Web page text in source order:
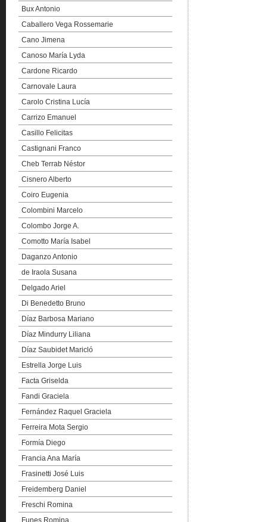
Bux Antonio
Caballero Vega Rossemarie
Cano Jimena
Canoso María Lyda
Cardone Ricardo
Carnovale Laura
Carolo Cristina Lucía
Carrizo Emanuel
Casillo Felicitas
Castignani Franco
Cheb Terrab Néstor
Cisnero Alberto
Coiro Eugenia
Colombini Marcelo
Colombo Jorge A.
Comotto María Isabel
Daganzo Antonio
de Iraola Susana
Delgado Ariel
Di Benedetto Bruno
Díaz Barbosa Mariano
Díaz Mindurry Liliana
Díaz Saubidet Maricló
Estrella Jorge Luis
Facta Griselda
Fandi Graciela
Fernández Raquel Graciela
Ferreira Mota Sergio
Formía Diego
Francia Ana María
Frasinetti José Luis
Freidemberg Daniel
Freschi Romina
Funes Romina